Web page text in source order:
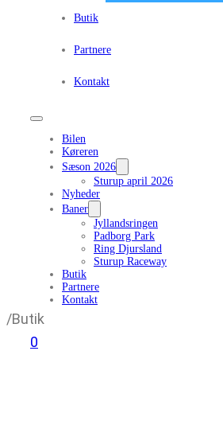
Butik
Partnere
Kontakt
Bilen
Køreren
Sæson 2026
Sturup april 2026
Nyheder
Baner
Jyllandsringen
Padborg Park
Ring Djursland
Sturup Raceway
Butik
Partnere
Kontakt
0
/Butik